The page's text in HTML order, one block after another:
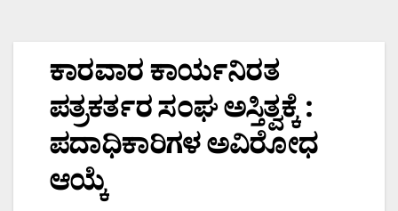
ಕಾರವಾರ ಕಾರ್ಯನಿರತ
ಪತ್ರಕರ್ತರ ಸಂಘ ಅಸ್ತಿತ್ವಕ್ಕೆ :
ಪದಾಧಿಕಾರಿಗಳ ಅವಿರೋಧ
ಆಯ್ಕೆ